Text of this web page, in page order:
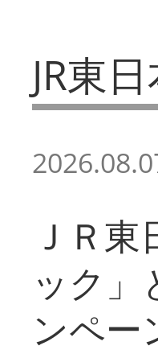
JR東
ＪＲ
ック
ンペー